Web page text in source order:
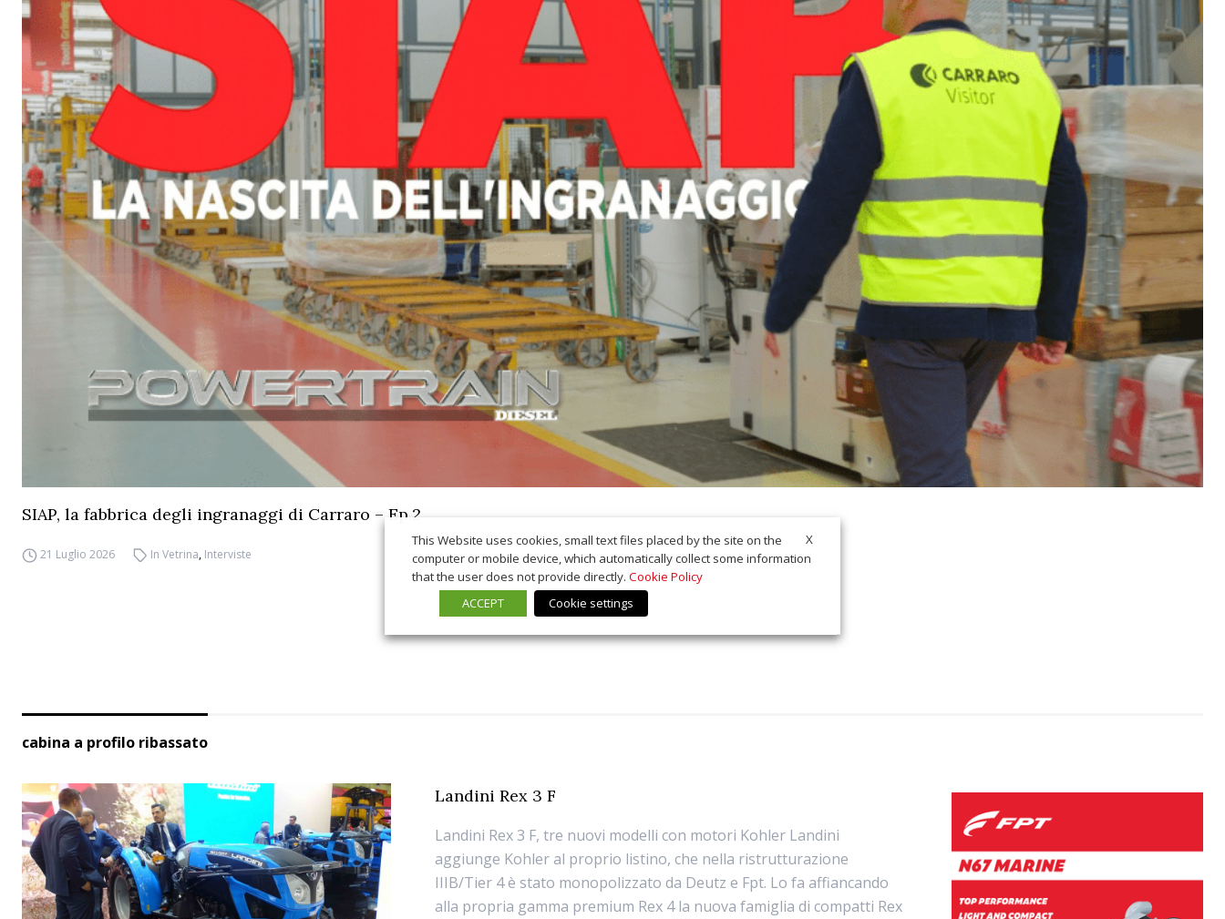
SIAP, la fabbrica degli ingranaggi di Carraro – Ep.2
21 Luglio 2026 In Vetrina, Interviste
cabina a profilo ribassato
Landini Rex 3 F
Landini Rex 3 F, tre nuovi modelli con motori Kohler Landini
aggiunge Kohler al proprio listino, che nella ristrutturazione
IIIB/Tier 4 è stato monopolizzato da Deutz e Fpt. Lo fa affiancando
alla propria gamma premium Rex 4 la nuova famiglia di compatti Rex
X
This Website uses cookies, small text files placed by the site on the
computer or mobile device, which automatically collect some information
that the user does not provide directly. Cookie Policy
ACCEPT
Cookie settings